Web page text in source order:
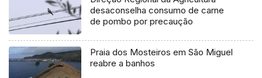
desaconselha consumo de carne
de pombo por precaução
Praia dos Mosteiros em São Miguel
reabre a banhos